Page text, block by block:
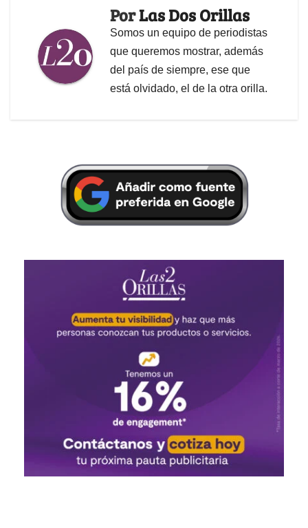
PorLas Dos Orillas
Somos un equipo de periodistas
que queremos mostrar, además
del país de siempre, ese que
está olvidado, el de la otra orilla.